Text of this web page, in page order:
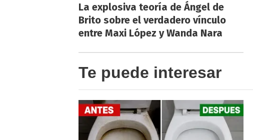
La explosiva teoría de Ángel de
Brito sobre el verdadero vínculo
entre Maxi López y Wanda Nara
Te puede interesar